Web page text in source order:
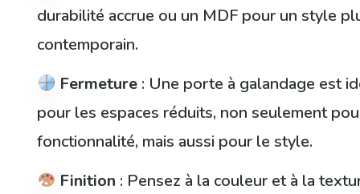
durabilité accrue ou un MDF pour un style
contemporain.
Fermeture : Une porte à galandage est
pour les espaces réduits, non seulement
fonctionnalité, mais aussi pour le style.
Finition : Pensez à la couleur et à la